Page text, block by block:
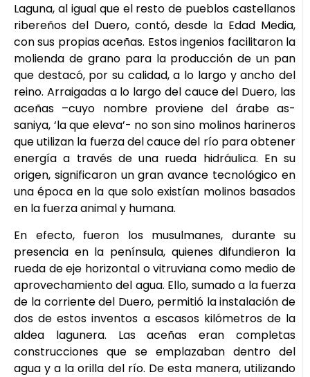
Laguna, al igual que el resto de pueblos castellanos
ribereños del Duero, contó, desde la Edad Media,
con sus propias aceñas. Estos ingenios facilitaron la
molienda de grano para la producción de un pan
que destacó, por su calidad, a lo largo y ancho del
reino. Arraigadas a lo largo del cauce del Duero, las
aceñas –cuyo nombre proviene del árabe as-
saniya, ‘la que eleva’- no son sino molinos harineros
que utilizan la fuerza del cauce del río para obtener
energía a través de una rueda hidráulica. En su
origen, significaron un gran avance tecnológico en
una época en la que solo existían molinos basados
en la fuerza animal y humana.
En efecto, fueron los musulmanes, durante su
presencia en la península, quienes difundieron la
rueda de eje horizontal o vitruviana como medio de
aprovechamiento del agua. Ello, sumado a la fuerza
de la corriente del Duero, permitió la instalación de
dos de estos inventos a escasos kilómetros de la
aldea lagunera. Las aceñas eran completas
construcciones que se emplazaban dentro del
agua y a la orilla del río. De esta manera, utilizando